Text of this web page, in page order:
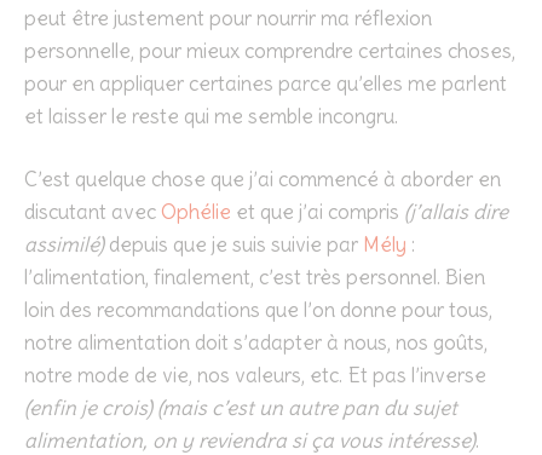
peut être justement pour nourrir ma réflexion
personnelle, pour mieux comprendre certaines choses,
pour en appliquer certaines parce qu’elles me parlent
et laisser le reste qui me semble incongru.
C’est quelque chose que j’ai commencé à aborder en
discutant avec Ophélie et que j’ai compris (j’allais dire
assimilé)depuis que je suis suivie par Mély :
l’alimentation, finalement, c’est très personnel. Bien
loin des recommandations que l’on donne pour tous,
notre alimentation doit s’adapter à nous, nos goûts,
notre mode de vie, nos valeurs, etc. Et pas l’inverse
(enfin je crois) (mais c’est un autre pan du sujet
alimentation, on y reviendra si ça vous intéresse).